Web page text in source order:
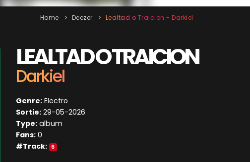
Home Deezer Lealtad o Traicion - Darkiel
LEALTAD O TRAICION
Darkiel
Genre: Electro
Sortie: 29-05-2026
Type: album
Fans: 0
#Track: 6